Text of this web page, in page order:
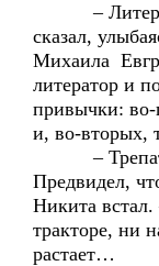
–
сказал,
Михаила
литератор и
привычки: во-
и, во-вторых,
–
Предвидел,
Никита
тракторе, ни
растает…